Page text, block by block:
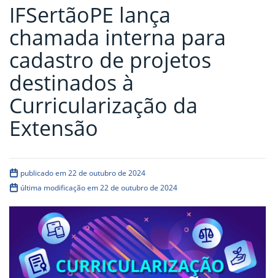
IFSertãoPE lança
chamada interna para
cadastro de projetos
destinados à
Curricularização da
Extensão
publicado em 22 de outubro de 2024
última modificação em 22 de outubro de 2024